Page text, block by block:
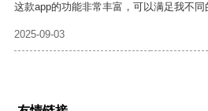
这款app的功能非常丰富，可以满足我不同
2025-09-03